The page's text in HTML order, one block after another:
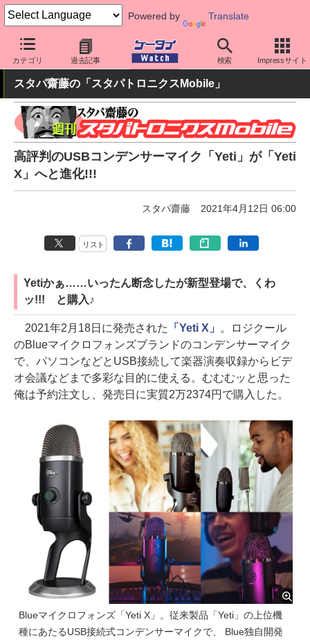
Powered by Translate
カテゴリ 過去記事 検索 Impressサイト
ケータイ Watch 周辺機器/アクセサリー オーディオ
スタパ齋藤の「スタパトロニクスMobile」
高評判のUSBコンデンサーマイク「Yeti」が「Yeti
X」へと進化!!!
スタパ齋藤 2021年4月12日 06:00
リスト
Yetiかぁ……いったん断念したが新型登場で、くわ
ッ!!! と購入♪
2021年2月18日に発売された 「Yeti X」
。ロジクール
のBlueマイクロフォンズブランドのコンデンサーマイク
で、パソコンなどとUSB接続して楽器演奏収録からビデ
オ会議などまで多彩な目的に使える。むむむッと思った
俺は予約注文し、発売日に実質2万2374円で購入した。
Blueマイクロフォンズ「Yeti X」。従来製品「Yeti」の上位機
種にあたるUSB接続式コンデンサーマイクで、 Blue独自開発